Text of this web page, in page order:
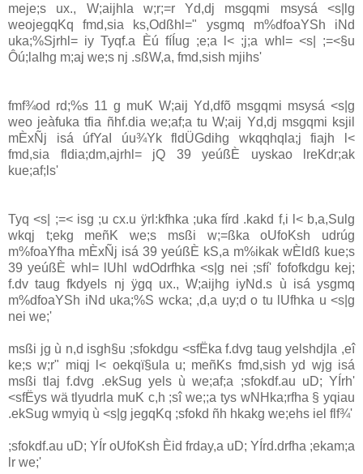
meje;s ux., W;aijhla‌ w;r;=r Yd,dj msgqmi msysá <s|lg
weojegqKq fmd,sia‌ ks,Odßhl=" ysgmq m%dfoaYSh iNd
uka;%Sjrhl= iy Tyqf.a Èú fíÍug ;e;a l< ;j;a whl= <s| ;=<§u
Ôú;la‍Ihg m;aj we;s nj .sßW,a, fmd,sish mjihs'
fmf¾od rd;%s 11 g muK W;aij Yd,dfõ msgqmi msysá <s|g
weo jeàfuka tfia ñhf.dia‌ we;af;a tu W;aij Yd,dj msgqmi ksjil
mÈxÑj isá úfYaI úu¾Yk fldÜ‌Gdihg wkqqhqla‌;j fiajh l<
fmd,sia‌ fldia‌;dm,ajrhl= jQ 39 yeúßÈ uyskao lreKdr;ak
kue;af;ls'
Tyq <s| ;=< isg ;u cx.u ÿrl:kfhka ;uka fírd .kakd f,i l< b,a,Sulg
wkqj t;ekg meñK we;s msßi w;=ßka oUfoKsh udrúg
m%foaYfha mÈxÑj isá 39 yeúßÈ kS,a m%ikak wÈldß kue;s
39 yeúßÈ whl= lUhl wdOdrfhka <s|g nei ;sfí' fofofkdgu kej;
f.dv taug fkdyels nj ÿgq ux., W;aijhg iyNd.s ù isá ysgmq
m%dfoaYSh iNd uka;%S wcka; ,d,a uy;d o tu lUfhka u <s|g
nei we;'
msßi jg ù n,d isgh§u ;sfokdgu <sfËka f.dvg taug yelshdjla‌ ,eî
ke;s w;r" miqj l< oekqï§ula‌ u; meñKs fmd,sish yd wjg isá
msßi tla‌j f.dvg .ekSug yels ù we;af;a ;sfokdf.au uD; YÍrh'
<sfËys wä tlyudrla‌ muK c,h ;sî we;;a tys wNHka;rfha § yqia‌u
.ekSug wmyiq ù <s|g jegqKq ;sfokd ñh hkakg we;ehs iel flf¾'
;sfokdf.au uD; YÍr oUfoKsh Èid frday,a uD; YÍrd.drfha ;ekam;a
lr we;'